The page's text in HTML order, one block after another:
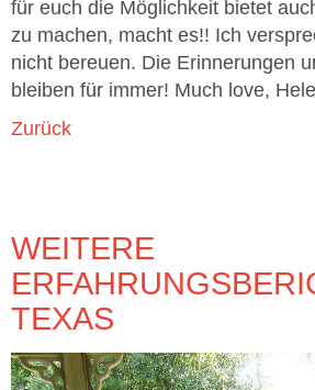
für euch die Möglichkeit bietet
zu machen, macht es!! Ich
nicht bereuen. Die Erinnerungen
bleiben für immer! Much love,
Zurück
WEITERE
TEXAS